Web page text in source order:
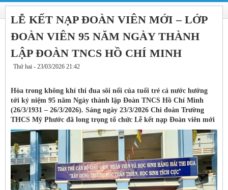
LỄ KẾT NẠP ĐOÀN VIÊN MỚI – LỚP
ĐOÀN VIÊN 95 NĂM NGÀY THÀNH
LẬP ĐOÀN TNCS HỒ CHÍ MINH
Thứ hai - 23/03/2026 21:42
Hòa trong không khí thi đua sôi nổi của tuổi trẻ cả nước hướng
tới kỷ niệm 95 năm Ngày thành lập Đoàn TNCS Hồ Chí Minh
(26/3/1931 – 26/3/2026). Sáng ngày 23/3/2026 Chi đoàn Trường
THCS Mỹ Phước đã long trọng tổ chức Lễ kết nạp Đoàn viên mới